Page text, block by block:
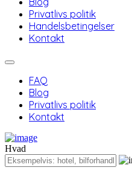
Privatlivs politik
Handelsbetingelser
Kontakt
FAQ
Blog
Privatlivs politik
Kontakt
Hvad